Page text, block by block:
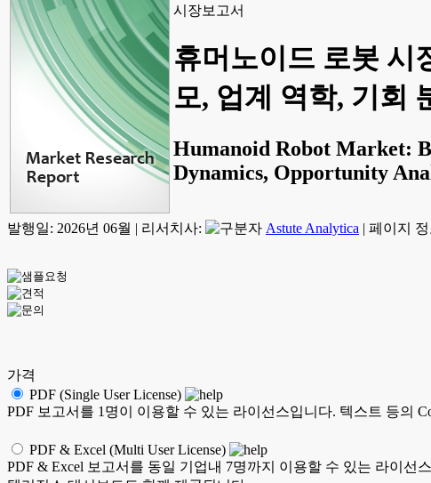
시장보고서
휴머노이드 로봇 시
모, 업계 역학, 기회
Humanoid Robot Market:
Dynamics, Opportunity
발행일: 2026년 06월 | 리서치사: Astute Analytica | 페이지 정
가격
PDF (Single User License)
PDF 보고서를 1명이 이용할 수 있는 라이선스입니다. 텍스트 등의
PDF & Excel (Multi User License)
PDF & Excel 보고서를 동일 기업내 7명까지 이용할 수 있는 라이선